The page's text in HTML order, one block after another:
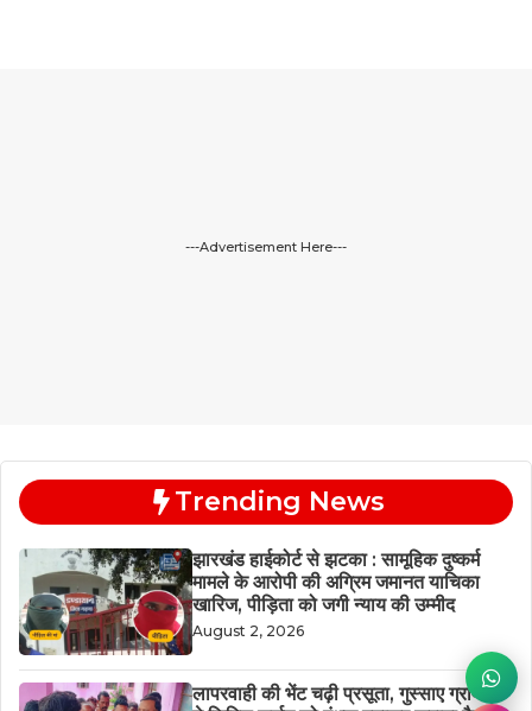
---Advertisement Here---
Trending News
झारखंड हाईकोर्ट से झटका : सामूहिक दुष्कर्म
मामले के आरोपी की अग्रिम जमानत याचिका
खारिज, पीड़िता को जगी न्याय की उम्मीद
August 2, 2026
लापरवाही की भेंट चढ़ी प्रसूता, गुस्साए ग्रामीणों